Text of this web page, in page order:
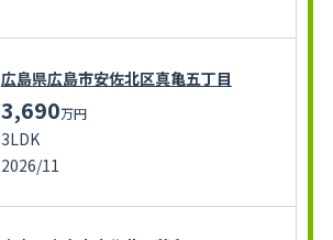
広島県広島市安佐北区真亀五丁目
3,690万円
3LDK
2026/11